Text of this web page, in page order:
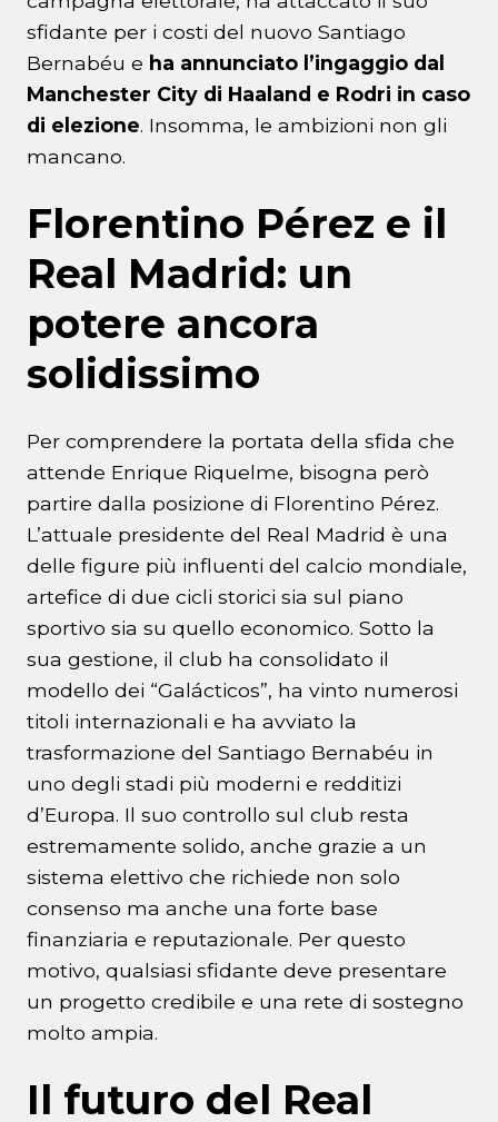
sfidante per i costi del nuovo Santiago
Bernabéu e ha annunciato l’ingaggio dal
Manchester City di Haaland e Rodri in caso
di elezione. Insomma, le ambizioni non gli
mancano.
Florentino Pérez e il
Real Madrid: un
potere ancora
solidissimo
Per comprendere la portata della sfida che
attende Enrique Riquelme, bisogna però
partire dalla posizione di Florentino Pérez.
L’attuale presidente del Real Madrid è una
delle figure più influenti del calcio mondiale,
artefice di due cicli storici sia sul piano
sportivo sia su quello economico. Sotto la
sua gestione, il club ha consolidato il
modello dei “Galácticos”, ha vinto numerosi
titoli internazionali e ha avviato la
trasformazione del Santiago Bernabéu in
uno degli stadi più moderni e redditizi
d’Europa. Il suo controllo sul club resta
estremamente solido, anche grazie a un
sistema elettivo che richiede non solo
consenso ma anche una forte base
finanziaria e reputazionale. Per questo
motivo, qualsiasi sfidante deve presentare
un progetto credibile e una rete di sostegno
molto ampia.
Il futuro del Real